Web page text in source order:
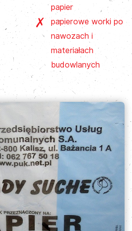
papier
papierowe worki po
nawozach i
materiałach
budowlanych